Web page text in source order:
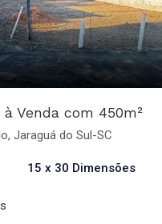
Venda com 450m²
Jaraguá do Sul-SC
15 x 30 Dimensões